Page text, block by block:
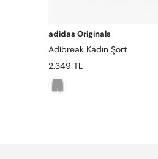
adidas Originals
Adibreak Kadın Şort
2.349 TL